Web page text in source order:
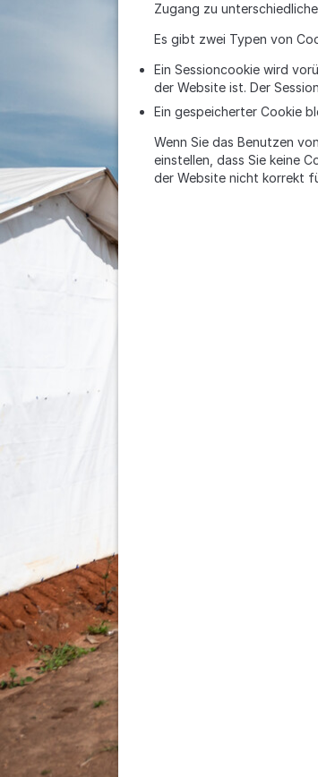
Zugang zu
Es gibt zwei Typen von
Ein Sessioncookie wird
der Website ist. Der
Ein gespeicherter Cookie
Wenn Sie das Benutzen
einstellen, dass Sie keine
der Website nicht korrekt